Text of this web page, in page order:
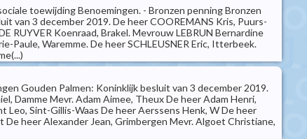
toewijding Benoemingen. - Bronzen penning Bronzen
van 3 december 2019. De heer COOREMANS Kris, Puurs-
RUYVER Koenraad, Brakel. Mevrouw LEBRUN Bernardine
Paule, Waremme. De heer SCHLEUSNER Eric, Itterbeek.
Gouden Palmen: Koninklijk besluit van 3 december 2019.
Damme Mevr. Adam Aimee, Theux De heer Adam Henri,
Leo, Sint-Gillis-Waas De heer Aerssens Henk, W De heer
heer Alexander Jean, Grimbergen Mevr. Algoet Christiane,